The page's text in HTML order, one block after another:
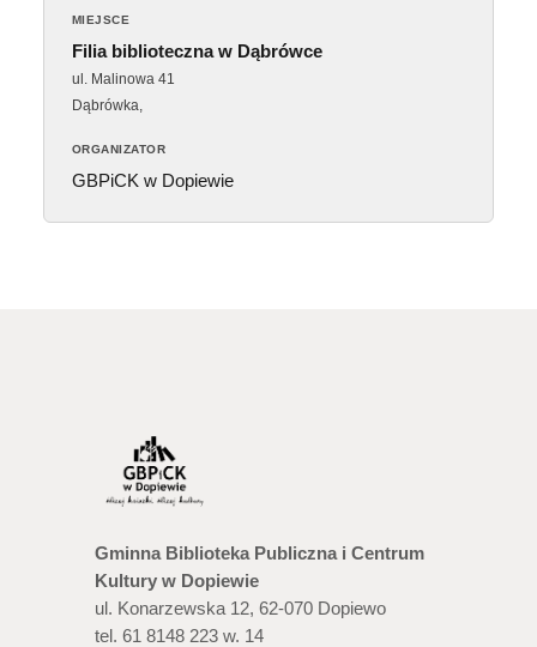
MIEJSCE
Filia biblioteczna w Dąbrówce
ul. Malinowa 41
Dąbrówka,
ORGANIZATOR
GBPiCK w Dopiewie
Gminna Biblioteka Publiczna i Centrum
Kultury w Dopiewie
ul. Konarzewska 12, 62-070 Dopiewo
tel. 61 8148 223 w. 14